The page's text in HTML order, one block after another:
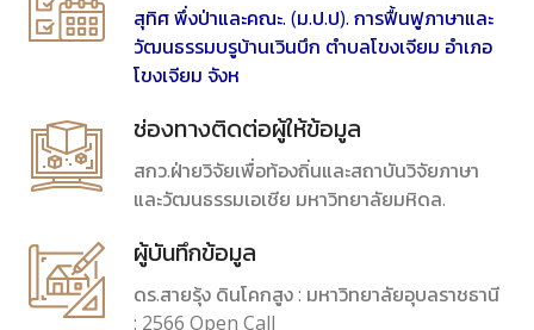
สุทิศ พึ่งป่าและคณะ. (ม.ป.ป). การฟื้นฟูภาษาและ
วัฒนธรรมบรูบ้านเวินบึก ตำบลโขงเจียม อำเภอ
โขงเจียม จังห
ช่องทางติดต่อผู้ให้ข้อมูล
สกว.ฝ่ายวิจัยเพื่อท้องถิ่นและสถาบันวิจัยภาษา
และวัฒนธรรมเอเชีย มหาวิทยาลัยมหิดล.
ผู้บันทึกข้อมูล
ดร.สายรุ้ง ดินโคกสูง : มหาวิทยาลัยอุบลราชธานี
: 2566 Open Call